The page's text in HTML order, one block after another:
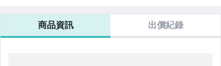
家電與影音視聽
商品資訊 出價紀錄